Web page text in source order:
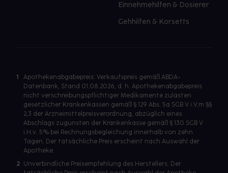
Einnehmehilfen & Dosierer
Gehhilfen & Korsetts
1
Apothekenabgabepreis: Verkaufspreis gemäß ABDA-
Datenbank, Stand 01.08.2026, d. h. Apothekenabgabepreis
nicht verschreibungspflichtiger Medikamente zulasten
gesetzlicher Krankenkassen gemäß § 129 Abs. 5a SGB V i.V.m §§
2,3 der Arzneimittelpreisverordnung, abzüglich eines
Abschlags zugunsten der Krankenkasse gemäß § 130 SGB V
i.H.v. 5% bei Rechnungsbegleichung innerhalb von zehn
Tagen. Der tatsächliche Preis erscheint nach Auswahl der
Apotheke.
2 Unverbindliche Preisempfehlung des Herstellers. Der